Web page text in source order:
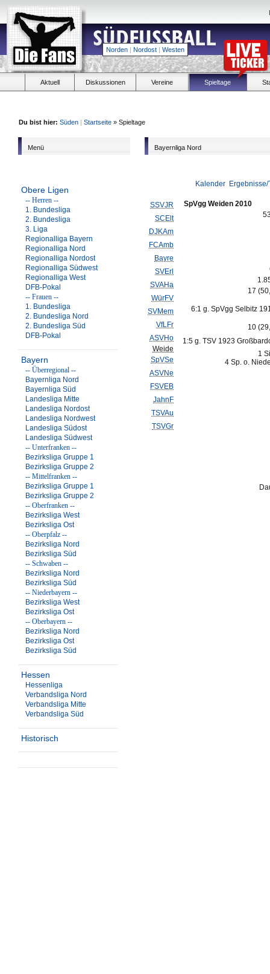
Norden | Nordost | Westen
Aktuell Diskussionen Vereine Spieltage
Du bist hier: Süden | Startseite » Spieltage
Menü
Obere Ligen
-- Herren --
1. Bundesliga
2. Bundesliga
3. Liga
Regionalliga Bayern
Regionalliga Nord
Regionalliga Nordost
Regionalliga Südwest
Regionalliga West
DFB-Pokal
-- Frauen --
1. Bundesliga
2. Bundesliga Nord
2. Bundesliga Süd
DFB-Pokal
Bayern
-- Überregional --
Bayernliga Nord
Bayernliga Süd
Landesliga Mitte
Landesliga Nordost
Landesliga Nordwest
Landesliga Südost
Landesliga Südwest
-- Unterfranken --
Bezirksliga Gruppe 1
Bezirksliga Gruppe 2
-- Mittelfranken --
Bezirksliga Gruppe 1
Bezirksliga Gruppe 2
-- Oberfranken --
Bezirksliga West
Bezirksliga Ost
-- Oberpfalz --
Bezirksliga Nord
Bezirksliga Süd
-- Schwaben --
Bezirksliga Nord
Bezirksliga Süd
-- Niederbayern --
Bezirksliga West
Bezirksliga Ost
-- Oberbayern --
Bezirksliga Nord
Bezirksliga Ost
Bezirksliga Süd
Hessen
Hessenliga
Verbandsliga Nord
Verbandsliga Mitte
Verbandsliga Süd
Historisch
Bayernliga Nord
Kalender
SSVJR
SCElt
DJKAm
FCAmb
Bayre
SVErl
SVAHa
WürFV
SVMem
VfLFr
ASVHo
Weide
SpVSe
ASVNe
FSVEB
JahnF
TSVAu
TSVGr
SpVgg Weiden 2010
17
6:1 g. SpVgg Selbitz
10
1:5 g. TSV 1923
1
4 Sp. o.